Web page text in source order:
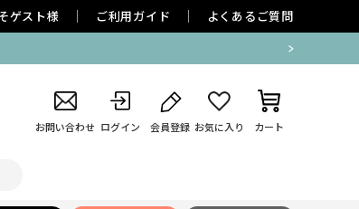
ゲスト様 ご利用ガイド よくあるご質問
済 一時停止のお知らせ
お問い合わせ ログイン 会員登録 お気に入り カート